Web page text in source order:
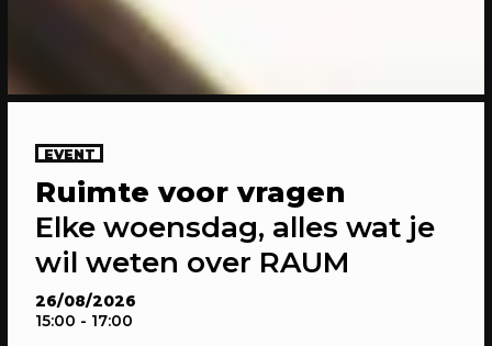
09/08/2026
Spielerei x Pop-Up Hondenclub
Een gezellige meet-up voor alle
hondenliefhebbers
EVENT
26/08/2026
15:00 - 17:00
Ruimte voor vragen
Elke woensdag, alles wat je
wil weten over RAUM